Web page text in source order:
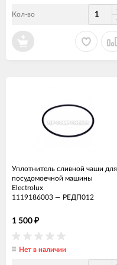
Кол-во
Уплотнитель сливной чаши для
посудомоечной машины
Electrolux
1119186003 — РЕДП012
1 500 ₽
Нет в наличии